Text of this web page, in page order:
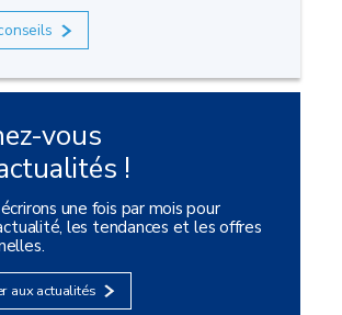
vous
!
une fois par mois pour
les tendances et les offres
aux actualités